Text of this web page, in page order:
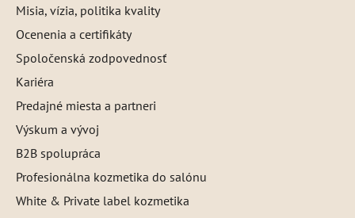
Misia, vízia, politika kvality
Ocenenia a certifikáty
Spoločenská zodpovednosť
Kariéra
Predajné miesta a partneri
Výskum a vývoj
B2B spolupráca
Profesionálna kozmetika do salónu
White & Private label kozmetika